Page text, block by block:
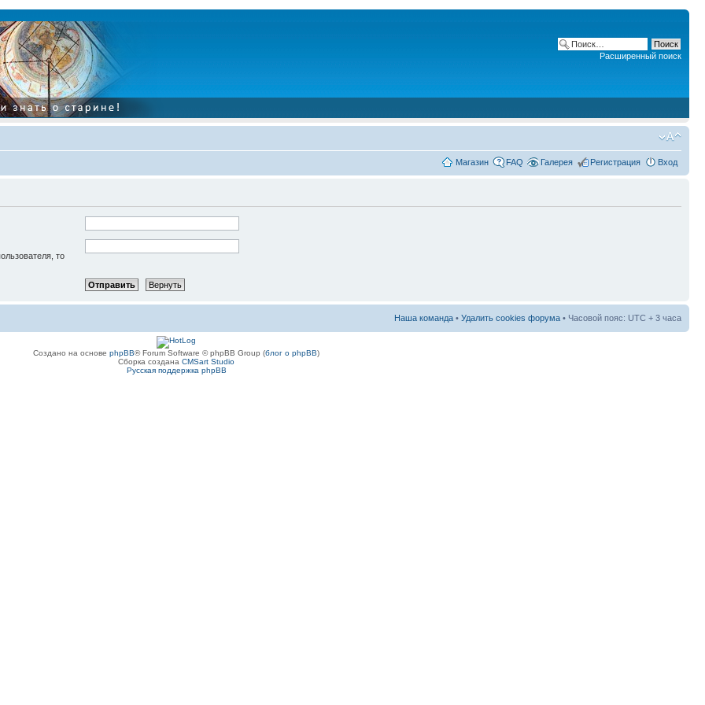
Расширенный поиск
Магазин FAQ Галерея Регистрация Вход
то
Наша команда • Удалить cookies форума • Часовой пояс: UTC + 3 часа
Создано на основе phpBB® Forum Software © phpBB Group (блог о phpBB)
Сборка создана CMSart Studio
Русская поддержка phpBB